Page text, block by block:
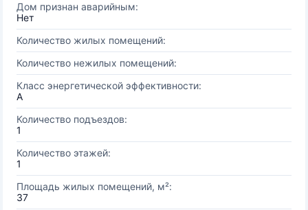
Дом признан аварийным:
Нет
Количество жилых помещений:
Количество нежилых помещений:
Класс энергетической эффективности:
A
Количество подъездов:
1
Количество этажей:
1
Площадь жилых помещений, м²:
37